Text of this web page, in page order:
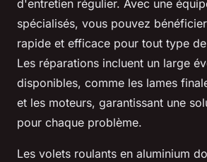
d'entretien régulier. Avec une
spécialisés, vous pouvez
rapide et efficace pour tout type
Les réparations incluent un large
disponibles, comme les lames
et les moteurs, garantissant une
pour chaque problème.
Les volets roulants en aluminium